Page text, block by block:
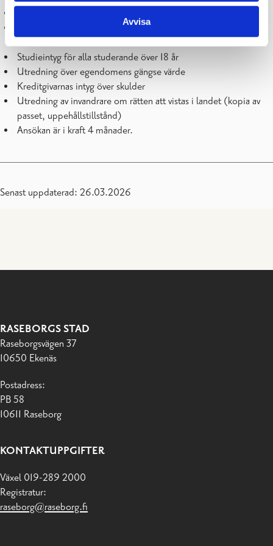
Avvisa
Av företagare balans- och resultaträkning samt skattebyråns
Studieintyg för alla studerande över 18 år
Utredning över egendomens gängse värde
Kreditgivarnas intyg över skulder
Utredning av invandrare om rätten att vistas i landet (kopia av
passet, uppehållstillstånd)
Ansökan är i kraft 4 månader.
Senast uppdaterad: 26.03.2026
RASEBORGS STAD
Raseborgsvägen 37
10650 Ekenäs
Postadress:
PB 58
10611 Raseborg
KONTAKTUPPGIFTER
Växel 019-289 2000
Registratur:
raseborg@raseborg.fi